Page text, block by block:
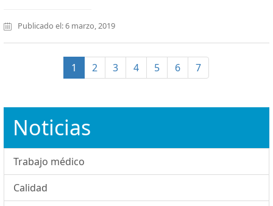
Publicado el: 6 marzo, 2019
1 (current)
2 3 4 5 6 7
Noticias
Trabajo médico
Calidad